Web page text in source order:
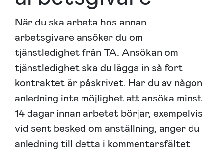
När du ska arbeta hos annan
arbetsgivare ansöker du om
tjänstledighet från TA. Ansökan om
tjänstledighet ska du lägga in så fort
kontraktet är påskrivet. Har du av någon
anledning inte möjlighet att ansöka minst
14 dagar innan arbetet börjar, exempelvis
vid sent besked om anställning, anger du
anledning till detta i kommentarsfältet